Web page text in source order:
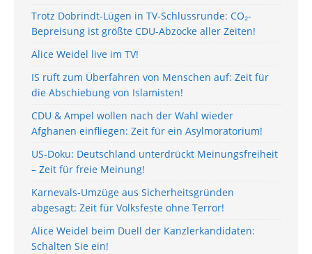
Trotz Dobrindt-Lügen in TV-Schlussrunde: CO₂-
Bepreisung ist größte CDU-Abzocke aller Zeiten!
Alice Weidel live im TV!
IS ruft zum Überfahren von Menschen auf: Zeit für
die Abschiebung von Islamisten!
CDU & Ampel wollen nach der Wahl wieder
Afghanen einfliegen: Zeit für ein Asylmoratorium!
US-Doku: Deutschland unterdrückt Meinungsfreiheit
– Zeit für freie Meinung!
Karnevals-Umzüge aus Sicherheitsgründen
abgesagt: Zeit für Volksfeste ohne Terror!
Alice Weidel beim Duell der Kanzlerkandidaten:
Schalten Sie ein!